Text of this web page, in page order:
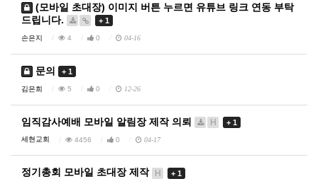
(모바일 초대장) 이미지 버튼 누르면 유튜브 링크 연동 부탁
드립니다.
+ 1
손은지 4 0 04-16
문의 + 1
김은희 5 0 12-26
임직감사예배 모바일 알림장 제작 의뢰 H + 1
세현교회 4456 0 04-17
정기총회 모바일 초대장 제작 H + 1